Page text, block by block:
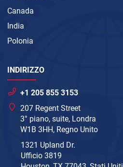
Canada
India
Polonia
INDIRIZZO
+1 205 855 3153
207 Regent Street
3° piano, suite, Londra
W1B 3HH, Regno Unito
1321 Upland Dr.
Ufficio 3819